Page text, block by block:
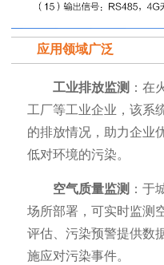
应用领域广泛
工业排放监测 ：在
工厂等工业企业，该系
的排放情况，助力企业
低对环境的污染。
空气质量监测 ：于
场所部署，可实时监测
评估、污染预警提供数
施应对污染事件。